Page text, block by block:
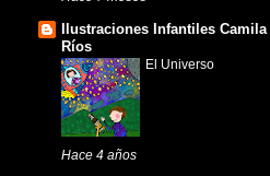
Ilustraciones Infantiles Camila
Ríos
El Universo
Hace 4 años